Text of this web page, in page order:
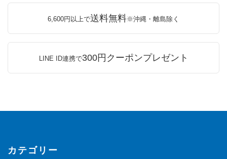
6,600円以上で送料無料※沖縄・離島除く
LINE ID連携で300円クーポンプレゼント
カテゴリー